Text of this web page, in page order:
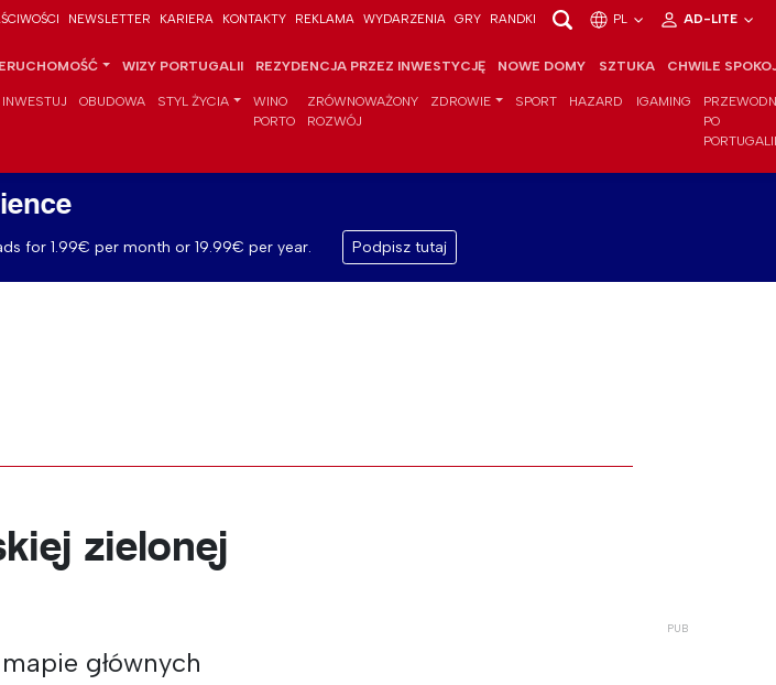
NEWSLETTER KARIERA KONTAKTY REKLAMA WYDARZENIA GRY RANDKI PL AD-LITE
WIZY PORTUGALII REZYDENCJA PRZEZ INWESTYCJĘ NOWE DOMY SZTUKA CHWILE
INWESTUJ OBUDOWA STYL ŻYCIA
WINO
PORTO
ZRÓWNOWAŻONY
ROZWÓJ
ZDROWIE SPORT HAZARD IGAMING
PO
PORTUGALII
for 1.99€ per month or 19.99€ per year. Podpisz tutaj
zielonej
głównych